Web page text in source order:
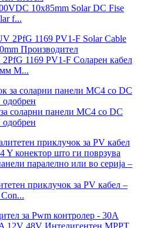
10x85mm Solar DC Fise
f...
1169 PV1-F Соларен кабел
М...
соларни панели MC4 со DC
приклучок за PV кабел –